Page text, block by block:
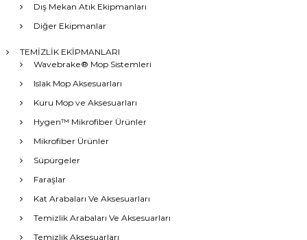
Dış Mekan Atık Ekipmanları
Diğer Ekipmanlar
TEMİZLİK EKİPMANLARI
Wavebrake® Mop Sistemleri
Islak Mop Aksesuarları
Kuru Mop ve Aksesuarları
Hygen™ Mikrofiber Ürünler
Mikrofiber Ürünler
Süpürgeler
Faraşlar
Kat Arabaları Ve Aksesuarları
Temizlik Arabaları Ve Aksesuarları
Temizlik Aksesuarları